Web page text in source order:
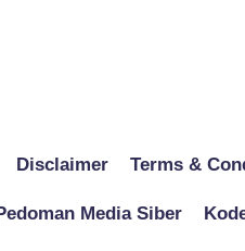
Disclaimer Terms &
Media Siber